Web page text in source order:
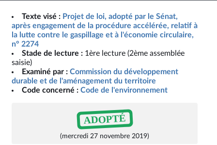
Texte visé : Projet de loi, adopté par le Sénat,
après engagement de la procédure accélérée, relatif à
la lutte contre le gaspillage et à l'économie circulaire,
n° 2274
Stade de lecture : 1ère lecture (2ème assemblée
saisie)
Examiné par : Commission du développement
durable et de l'aménagement du territoire
Code concerné : Code de l'environnement
ADOPTÉ
(mercredi 27 novembre 2019)